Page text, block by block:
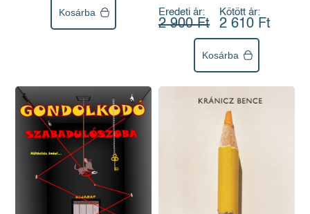
Kosárba
Eredeti ár:
2 900 Ft
Kötött ár:
2 610 Ft
Kosárba